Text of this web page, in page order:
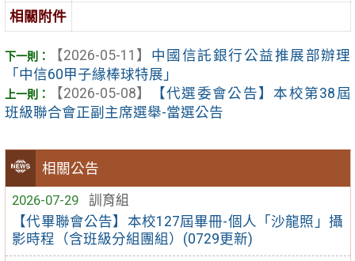
相關公告
2026-07-29
訓育組
【代畢聯會公告】本校127屆畢冊-個人「沙龍照」攝
影時程（含班級分組團組）(0729更新)
相關附件
【2026-05-11】
中國信託銀行公益推展部辦理
「中信60甲子緣棒球特展」
【2026-05-08】
【代選委會公告】本校第38屆
班級聯合會正副主席選舉-當選公告